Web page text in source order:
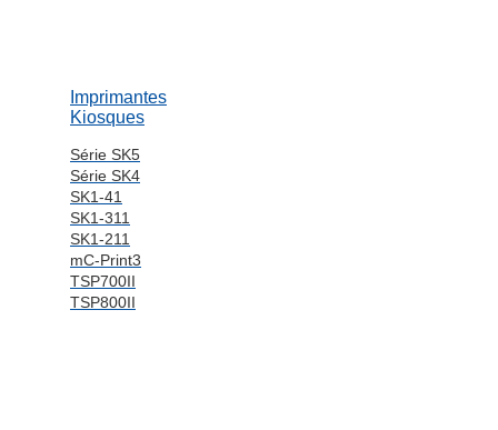
Imprimantes
Kiosques
Série SK5
Série SK4
SK1-41
SK1-311
SK1-211
mC-Print3
TSP700II
TSP800II